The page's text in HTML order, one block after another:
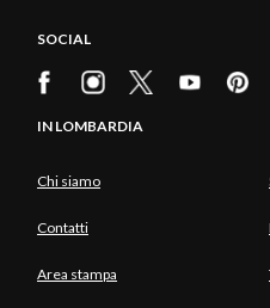
SOCIAL
IN LOMBARDIA
Chi siamo
Contatti
Area stampa